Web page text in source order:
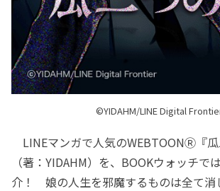
©YIDAHM/LINE Digital
LINEマンガで人気のWEBTOONⓇ『瓜
（著：YIDAHM）を、BOOKウォッチで
介！ 娘の人生を邪魔するものは全て消